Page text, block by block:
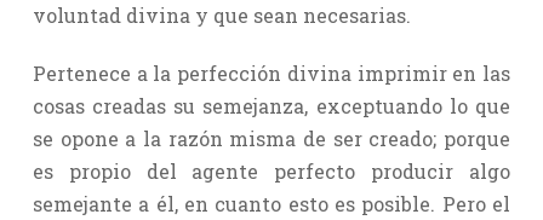
voluntad divina y que sean necesarias.
Pertenece a la perfección divina imprimir en las
cosas creadas su semejanza, exceptuando lo que
se opone a la razón misma de ser creado; porque
es propio del agente perfecto producir algo
semejante a él, en cuanto esto es posible. Pero el